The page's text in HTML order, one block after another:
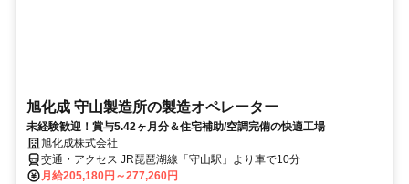
旭化成 守山製造所の製造オペレーター
未経験歓迎！賞与5.42ヶ月分＆住宅補助/空調完備の快適工場
旭化成株式会社
交通・アクセス JR琵琶湖線「守山駅」より車で10分
月給205,180円～277,260円